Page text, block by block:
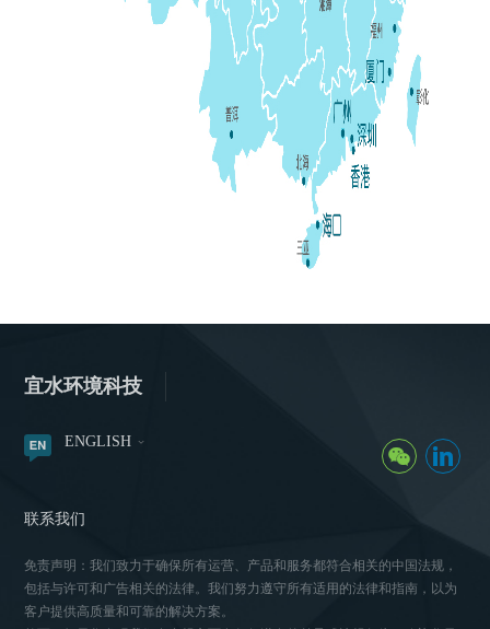
宜水环境科技
ENGLISH
联系我们
免责声明：我们致力于确保所有运营、产品和服务都符合相关的中国法规，
包括与许可和广告相关的法律。我们努力遵守所有适用的法律和指南，以为
客户提供高质量和可靠的解决方案。